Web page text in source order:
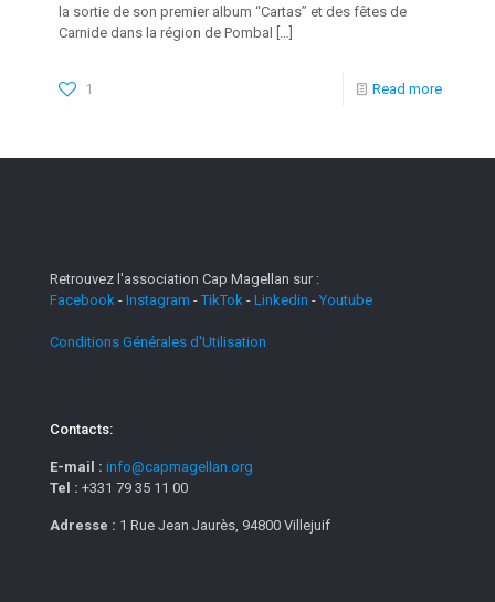
la sortie de son premier album “Cartas” et des fêtes de
Carnide dans la région de Pombal
[…]
1 Read more
Retrouvez l'association Cap Magellan sur :
Facebook - Instagram -TikTok - Linkedin - Youtube
Conditions Générales d'Utilisation
Contacts:
E-mail : info@capmagellan.org
Tel : +331 79 35 11 00
Adresse : 1 Rue Jean Jaurès, 94800 Villejuif